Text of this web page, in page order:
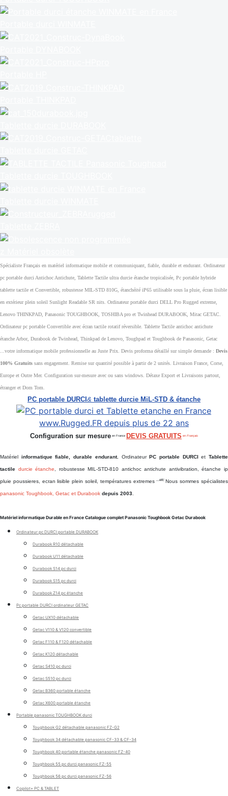
Spécialiste Français en matériel informatique mobile et communiquant, fiable, durable et endurant. Ordinateur
pc portable durci Antichoc Antichute, Tablette Tactile ultra durcie étanche tropicalisée, Pc portable hybride
tablette tactile et Convertible, robustesse MIL-STD 810G, étanchéité iP65 utilisable sous la pluie, écran lisible
en extérieur plein soleil Sunlight Readable SR nits. Ordinateur portable durci DELL Pro Rugged extreme,
Lenovo THINKPAD, Panasonic TOUGHBOOK, TOSHIBA pro et Twinhead DURABOOK, Mitac GETAC.
Ordinateur pc portable Convertible avec écran tactile rotatif réversible. Tablette Tactile antichoc antichute
étanche Arbor, Durabook de Twinhead, Thinkpad de Lenovo, Toughpad et Toughbook de Panasonic, Getac
...votre informatique mobile professionnelle au Juste Prix. Devis proforma détaillé sur simple demande : Devis
100% Gratuits sans engagement. Remise sur quantité possible à partir de 2 unités. Livraison France, Corse,
Europe et Outre Mer. Configuration sur-mesure avec ou sans windows. Détaxe Export et Livraisons partout,
étranger et Dom Tom.
PC portable DURCI & tablette durcie MiL-STD & étanche
Configuration sur mesure en France DEVIS GRATUITS en Français
Matériel informatique fiable, durable endurant. OrdinateurPC portable DURCIet Tablette
tactile durcie étanche , robustesse MIL-STD-810 antichoc antichute antivibration, étanche ip
pluie poussieres, ecran lisible plein soleil, températures extremes ...etcNous sommes spécialistes
panasonic Toughbook, Getac et Durabook depuis 2003
Matériel informatique Durable en France Catalogue complet Panasonic Toughbook Getac Durabook
Ordinateur pc DURCI portable DURABOOK
Durabook R10 détachable
Durabook U11 détachable
Durabook S14 pc durci
Durabook S15 pc durci
Durabook Z14 pc étanche
Pc portable DURCI ordinateur GETAC
Getac UX10 détachable
Getac V110 & V120 convertible
Getac F110 & F120 détachable
Getac K120 détachable
Getac S410 pc durci
Getac S510 pc durci
Getac B360 portable étanche
Getac X600 portable étanche
Portable panasonic TOUGHBOOK durci
Toughbook G2 détachable panasonic FZ-G2
Toughbook 34 détachable panasonic CF-33 & CF-34
Toughbook 40 portable étanche panasonic FZ-40
Toughbook 55 pc durci panasonic FZ-55
Toughbook 56 pc durci panasonic FZ-56
Copilot+ PC & TABLET